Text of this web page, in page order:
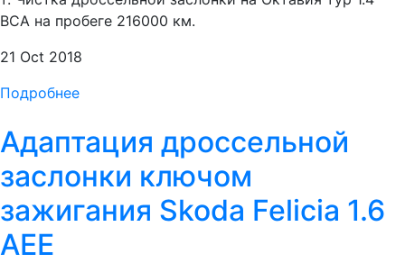
ВСА на пробеге 216000 км.
21 Oct 2018
Подробнее
Адаптация дроссельной
заслонки ключом
зажигания Skoda Felicia 1.6
AEE